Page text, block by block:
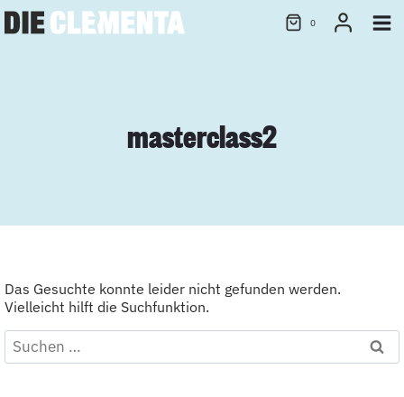
Zum
Inhalt
0
masterclass2
Das Gesuchte konnte leider nicht gefunden werden.
Vielleicht hilft die Suchfunktion.
Suchen
nach: